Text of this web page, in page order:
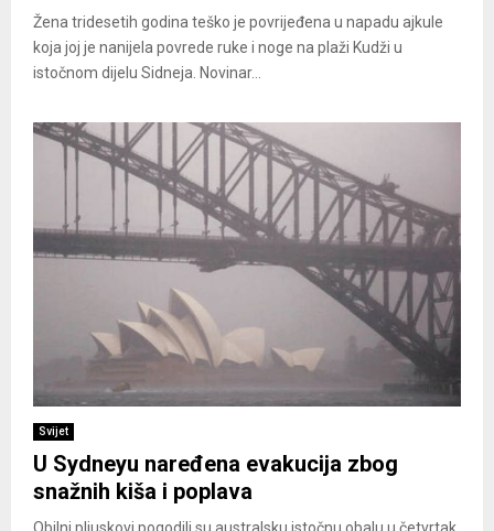
Žena tridesetih godina teško je povrijeđena u napadu ajkule
koja joj je nanijela povrede ruke i noge na plaži Kudži u
istočnom dijelu Sidneja. Novinar...
Svijet
U Sydneyu naređena evakucija zbog
snažnih kiša i poplava